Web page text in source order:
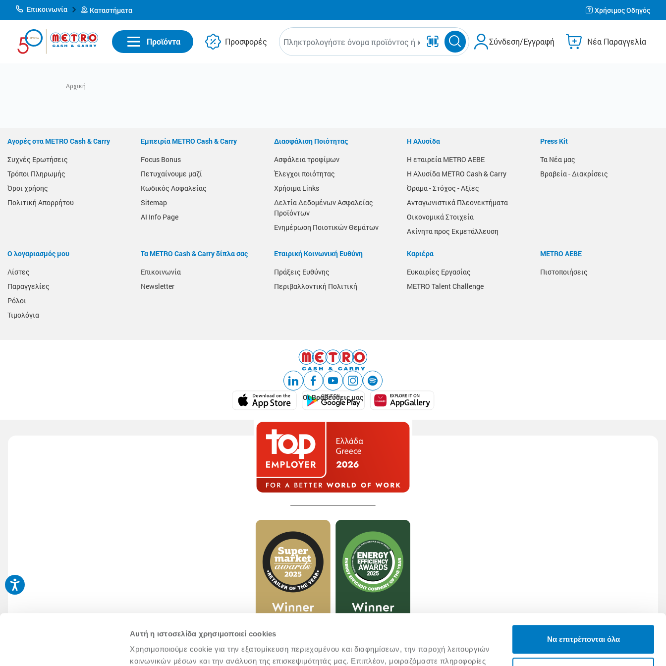
Αυτή η ιστοσελίδα χρησιμοποιεί cookies
Χρησιμοποιούμε cookie για την εξατομίκευση περιεχομένου και διαφημίσεων, την παροχή λειτουργιών
κοινωνικών μέσων και την ανάλυση της επισκεψιμότητάς μας. Επιπλέον, μοιραζόμαστε πληροφορίες
Να επιτρέπονται όλα
Επικοινωνία Καταστήματα Χρήσιμος Οδηγός
Προϊόντα Προσφορές Σύνδεση/Εγγραφή Νέα Παραγγελία
Αγορές στα METRO Cash & Carry
Συχνές Ερωτήσεις
Τρόποι Πληρωμής
Όροι χρήσης
Πολιτική Απορρήτου
Εμπειρία METRO Cash & Carry
Focus Bonus
Πετυχαίνουμε μαζί
Κωδικός Ασφαλείας
Sitemap
AI Info Page
Διασφάλιση Ποιότητας
Ασφάλεια τροφίμων
Έλεγχοι ποιότητας
Χρήσιμα Links
Δελτία Δεδομένων Ασφαλείας
Προϊόντων
Ενημέρωση Ποιοτικών Θεμάτων
Η Αλυσίδα
Η εταιρεία METRO AEBE
Η Αλυσίδα METRO Cash & Carry
Όραμα - Στόχος - Αξίες
Ανταγωνιστικά Πλεονεκτήματα
Οικονομικά Στοιχεία
Ακίνητα προς Εκμετάλλευση
Press Kit
Τα Νέα μας
Βραβεία - Διακρίσεις
Ο λογαριασμός μου
Λίστες
Παραγγελίες
Ρόλοι
Τιμολόγια
Τα METRO Cash & Carry δίπλα σας
Επικοινωνία
Newsletter
Εταιρική Κοινωνική Ευθύνη
Πράξεις Ευθύνης
Περιβαλλοντική Πολιτική
Καριέρα
Ευκαιρίες Εργασίας
METRO Talent Challenge
METRO ΑΕΒΕ
Πιστοποιήσεις
Οι Βραβεύσεις μας